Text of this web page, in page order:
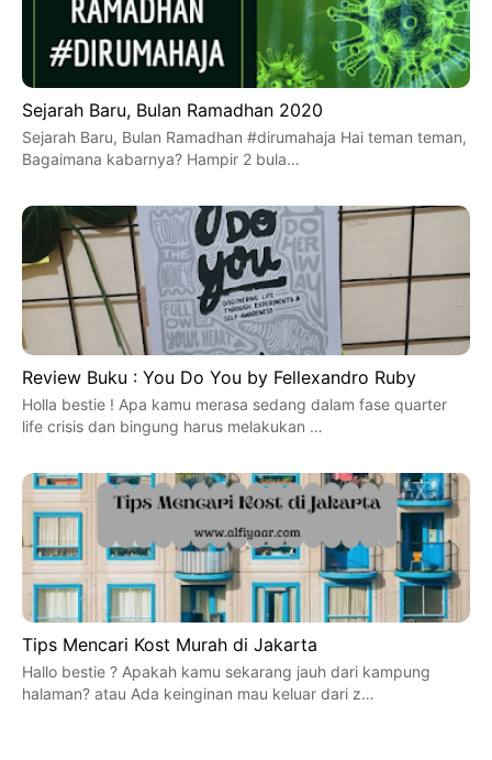
Sejarah Baru, Bulan Ramadhan 2020
Sejarah Baru, Bulan Ramadhan #dirumahaja Hai teman teman,
Bagaimana kabarnya? Hampir 2 bula…
Review Buku : You Do You by Fellexandro Ruby
Holla bestie ! Apa kamu merasa sedang dalam fase quarter
life crisis dan bingung harus melakukan …
Tips Mencari Kost Murah di Jakarta
Hallo bestie ? Apakah kamu sekarang jauh dari kampung
halaman? atau Ada keinginan mau keluar dari z…